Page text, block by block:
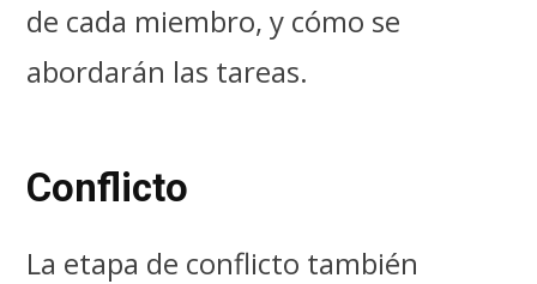
de cada miembro, y cómo se
abordarán las tareas.
Conflicto
La etapa de conflicto también